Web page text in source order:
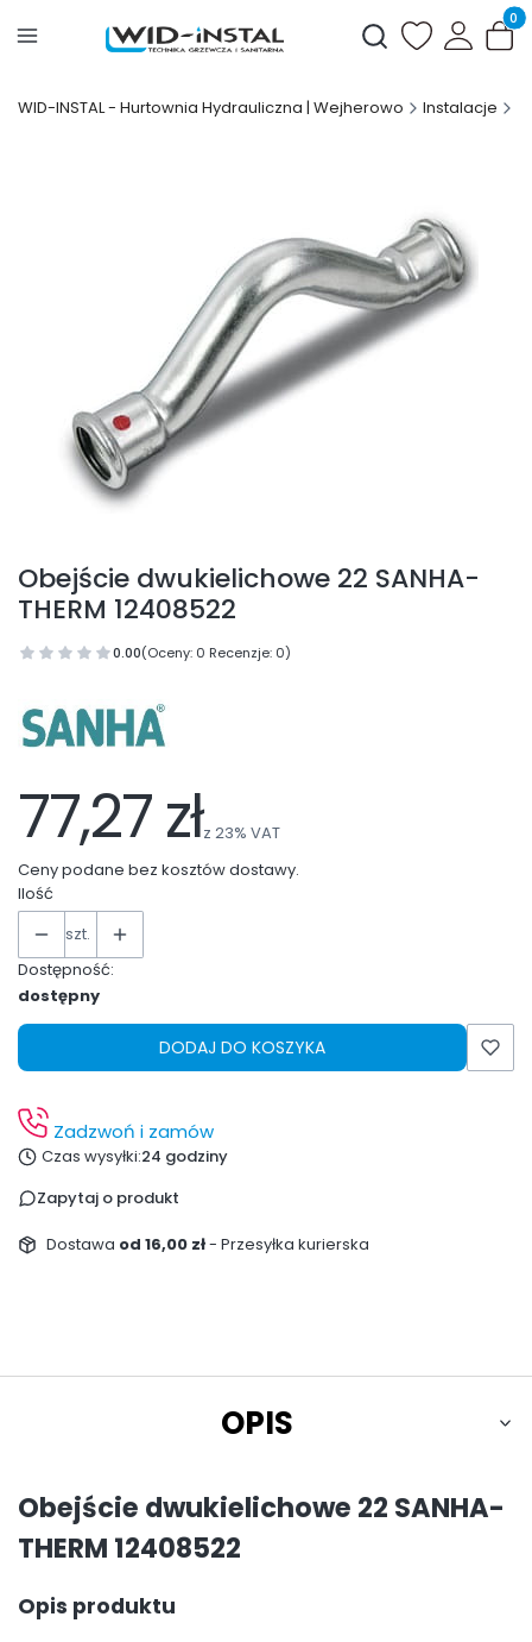
Otwórz
WID-INSTAL - Hurtownia Hydrauliczna | Wejherowo Instalacje
Obejście dwukielichowe 22 SANHA-
THERM 12408522
0.00(Oceny: 0 Recenzje: 0)
77,27 złz 23% VAT
Ceny podane bez kosztów dostawy.
Ilość
szt.
Dostępność:
dostępny
DODAJ DO KOSZYKA
Zadzwoń i zamów
Czas wysyłki:24 godziny
Zapytaj o produkt
Dostawa od 16,00 zł- Przesyłka kurierska
OPIS
Obejście dwukielichowe 22 SANHA-
THERM 12408522
Opis produktu